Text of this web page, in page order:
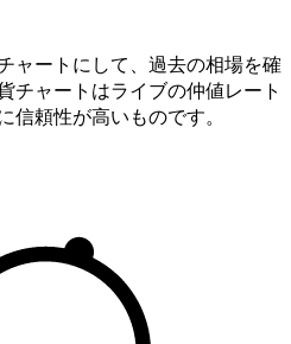
ャートにして、過去の相場を確
チャートはライブの仲値レート
信頼性が高いものです。